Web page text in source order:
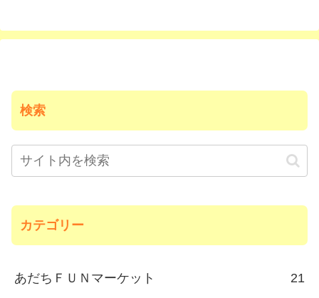
検索
カテゴリー
あだちＦＵＮマーケット 21